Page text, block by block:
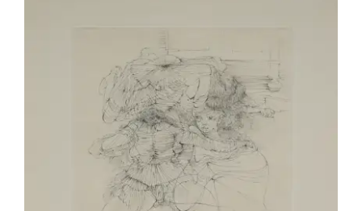
(975) BELLMER Hans – Les Marionnettes
(3)